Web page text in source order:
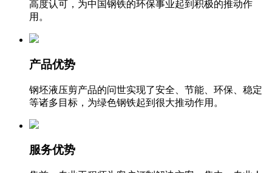
高度认可，为中国钢铁的环保事业起到积极的推动作
用。
产品优势
钢坯液压剪产品的问世实现了安全、节能、环保、稳定
等诸多目标，为绿色钢铁起到很大推动作用。
服务优势